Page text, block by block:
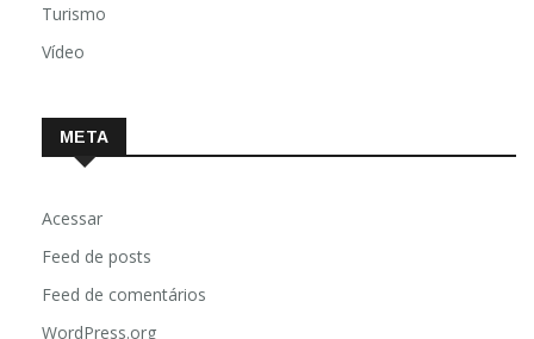
Turismo
Vídeo
META
Acessar
Feed de posts
Feed de comentários
WordPress.org